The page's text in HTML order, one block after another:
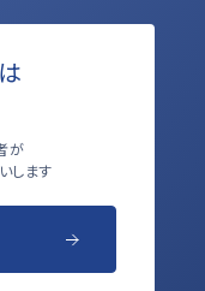
が
します